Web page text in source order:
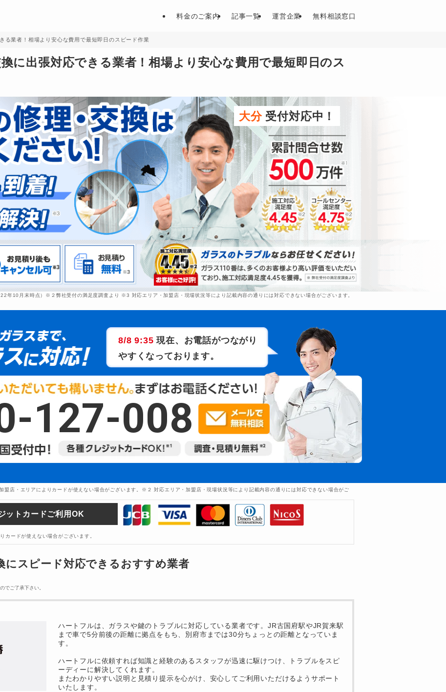
料金のご案内 記事一覧 運営企業 無料相談窓口
る業者！相場より安心な費用で最短即日のスピード作業
に出張対応できる業者！相場より安心な費用で最短即日のス
大分受付対応中！
年10月末時点）※２弊社受付の満足度調査より ※3 対応エリア・加盟店・現場状況等により記載内容の通りには対応できない場合がございます。
127-008
8/8 9:35 現在、お電話がつながり
やすくなっております。
店・エリアによりカードが使えない場合がございます。※２ 対応エリア・加盟店・現場状況等により記載内容の通りには対応できない場合がご
ットカードご利用OK
ードが使えない場合がございます。
にスピード対応できるおすすめ業者
でご了承下さい。
ハートフルは、ガラスや鍵のトラブルに対応している業者です。JR古国府駅やJR賀来駅
まで車で5分前後の距離に拠点をもち、別府市までは30分ちょっとの距離となっていま
す。
ハートフルに依頼すれば知識と経験のあるスタッフが迅速に駆けつけ、トラブルをスピ
ーディーに解決してくれます。
またわかりやすい説明と見積り提示を心がけ、安心してご利用いただけるようサポート
いたします。